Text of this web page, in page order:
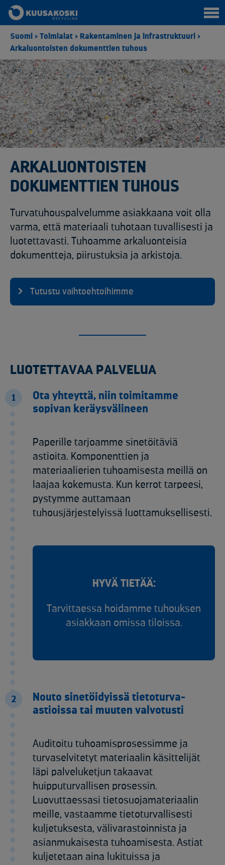
Suomi > Toimialat > Rakentaminen ja infrastruktuuri >
Arkaluontoisten dokumenttien tuhous
ARKALUONTOISTEN
DOKUMENTTIEN TUHOUS
Turvatuhouspalvelumme asiakkaana voit olla
varma, että materiaali tuhotaan tuvallisesti ja
luotettavasti. Tuhoamme arkaluonteisia
dokumentteja, piirustuksia ja arkistoja.
Tutustu vaihtoehtoihimme
LUOTETTAVAA PALVELUA
1
Ota yhteyttä, niin toimitamme
sopivan keräysvälineen
Paperille tarjoamme sinetöitäviä
astioita. Komponenttien ja
materiaalierien tuhoamisesta meillä on
laajaa kokemusta. Kun kerrot tarpeesi,
pystymme auttamaan
tuhousjärjestelyissä luottamuksellisesti.
HYVÄ TIETÄÄ:
Tarvittaessa hoidamme tuhouksen
asiakkaan omissa tiloissa.
2
Nouto sinetöidyissä tietoturva-
astioissa tai muuten valvotusti
Auditoitu tuhoamisprosessimme ja
turvaselvitetyt materiaalin käsittelijät
läpi palveluketjun takaavat
huipputurvallisen prosessin.
Luovuttaessasi tietosuojamateriaalin
meille, vastaamme tietoturvallisesti
kuljetuksesta, välivarastoinnista ja
asianmukaisesta tuhoamisesta. Astiat
kuljetetaan aina lukituissa ja